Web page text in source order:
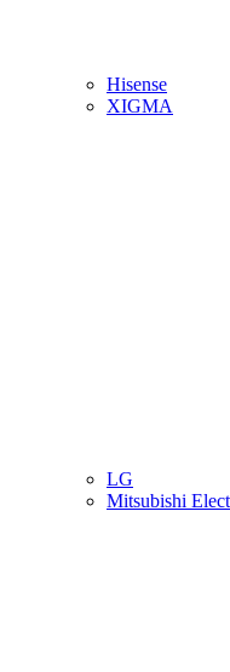
Hisense
XIGMA
LG
Mitsubishi